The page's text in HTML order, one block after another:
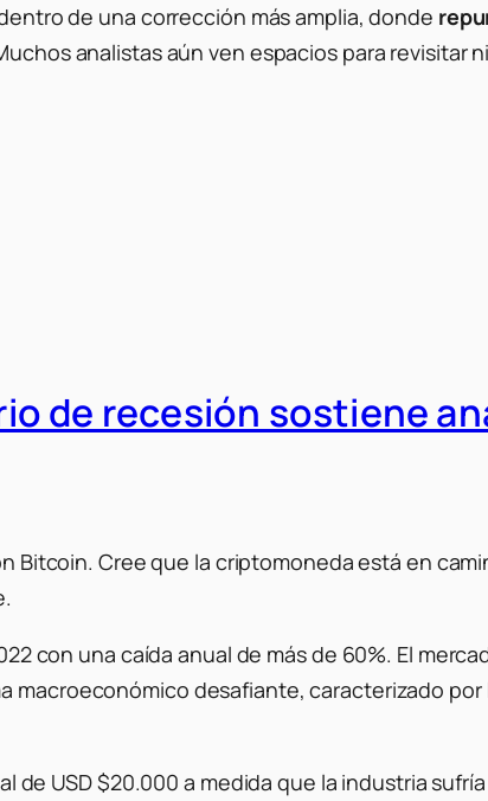
de una corrección más amplia, donde
analistas aún ven espacios para revisitar
de recesión sostiene
Bitcoin. Cree que la criptomoneda está en
con una caída anual de más de 60%. El
desafiante, caracterizado por
de USD $20.000 a medida que la industria